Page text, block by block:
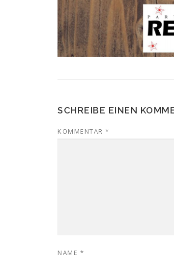
SCHREIBE EINEN
KOMMENTAR *
NAME *